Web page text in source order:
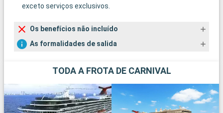
exceto serviços exclusivos.
Os benefícios não incluído
As formalidades de salida
TODA A FROTA DE CARNIVAL